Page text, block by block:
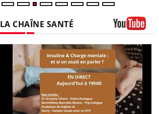
LA CHAÎNE SANTÉ